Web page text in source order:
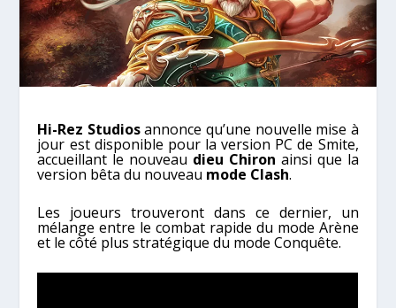
Hi-Rez Studiosannonce qu’une nouvelle mise à
jour est disponible pour la version PC de Smite,
accueillant le nouveau dieu Chiron ainsi que la
version bêta du nouveau mode Clash.
Les joueurs trouveront dans ce dernier, un
mélange entre le combat rapide du mode Arène
et le côté plus stratégique du mode Conquête.